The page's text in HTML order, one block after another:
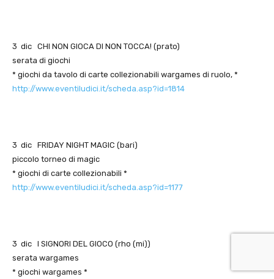
3 dic CHI NON GIOCA DI NON TOCCA! (prato)
serata di giochi
* giochi da tavolo di carte collezionabili wargames di ruolo, *
http://www.eventiludici.it/scheda.asp?id=1814
3 dic FRIDAY NIGHT MAGIC (bari)
piccolo torneo di magic
* giochi di carte collezionabili *
http://www.eventiludici.it/scheda.asp?id=1177
3 dic I SIGNORI DEL GIOCO (rho (mi))
serata wargames
* giochi wargames *